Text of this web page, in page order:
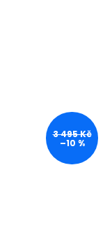
3 495 Kč
–10 %